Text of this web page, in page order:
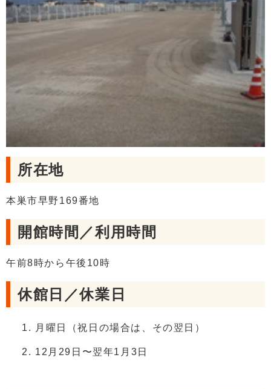
所在地
本巣市早野169番地
開館時間／利用時間
午前8時から午後10時
休館日／休業日
月曜日（祝日の場合は、その翌日）
12月29日〜翌年1月3日